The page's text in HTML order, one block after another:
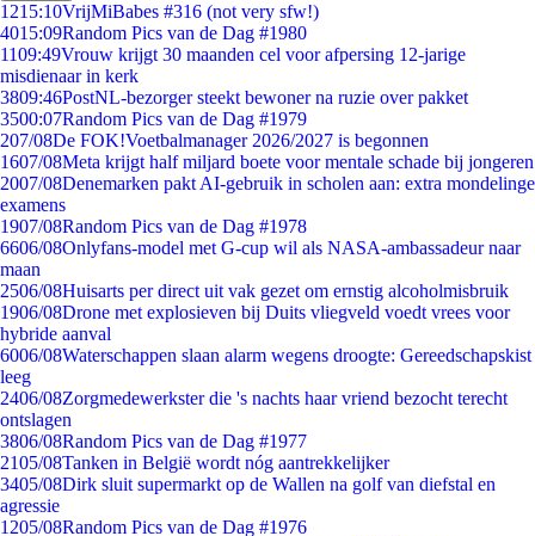
1215:10VrijMiBabes #316 (not very sfw!)
4015:09Random Pics van de Dag #1980
1109:49Vrouw krijgt 30 maanden cel voor afpersing 12-jarige
misdienaar in kerk
3809:46PostNL-bezorger steekt bewoner na ruzie over pakket
3500:07Random Pics van de Dag #1979
207/08De FOK!Voetbalmanager 2026/2027 is begonnen
1607/08Meta krijgt half miljard boete voor mentale schade bij jongeren
2007/08Denemarken pakt AI-gebruik in scholen aan: extra mondelinge
examens
1907/08Random Pics van de Dag #1978
6606/08Onlyfans-model met G-cup wil als NASA-ambassadeur naar
maan
2506/08Huisarts per direct uit vak gezet om ernstig alcoholmisbruik
1906/08Drone met explosieven bij Duits vliegveld voedt vrees voor
hybride aanval
6006/08Waterschappen slaan alarm wegens droogte: Gereedschapskist
leeg
2406/08Zorgmedewerkster die 's nachts haar vriend bezocht terecht
ontslagen
3806/08Random Pics van de Dag #1977
2105/08Tanken in België wordt nóg aantrekkelijker
3405/08Dirk sluit supermarkt op de Wallen na golf van diefstal en
agressie
1205/08Random Pics van de Dag #1976